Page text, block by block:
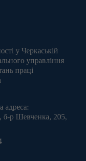
у Черкаській
управління
праці
адреса:
б-р Шевченка, 205,